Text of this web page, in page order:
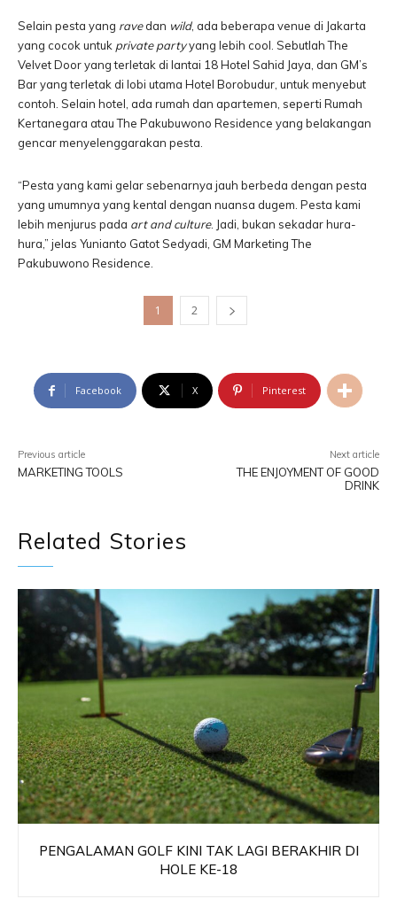
Selain pesta yang ravedan wild, ada beberapa venue di Jakarta
yang cocok untuk private partyyang lebih cool. Sebutlah The
Velvet Door yang terletak di lantai 18 Hotel Sahid Jaya, dan GM’s
Bar yang terletak di lobi utama Hotel Borobudur, untuk menyebut
contoh. Selain hotel, ada rumah dan apartemen, seperti Rumah
Kertanegara atau The Pakubuwono Residence yang belakangan
gencar menyelenggarakan pesta.
“Pesta yang kami gelar sebenarnya jauh berbeda dengan pesta
yang umumnya yang kental dengan nuansa dugem. Pesta kami
lebih menjurus pada art and culture. Jadi, bukan sekadar hura-
hura,” jelas Yunianto Gatot Sedyadi, GM Marketing The
Pakubuwono Residence.
1 2
Facebook X Pinterest
Previous article
MARKETING TOOLS
Next article
THE ENJOYMENT OF GOOD
DRINK
Related Stories
PENGALAMAN GOLF KINI TAK LAGI BERAKHIR DI
HOLE KE-18